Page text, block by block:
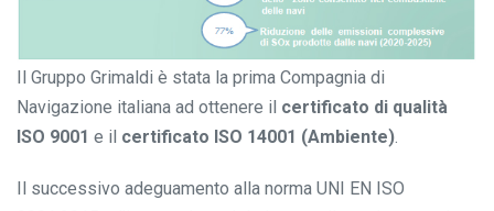
Il Gruppo Grimaldi è stata la prima Compagnia di
Navigazione italiana ad ottenere il certificato di qualità
ISO 9001 e il certificato ISO 14001 (Ambiente).
Il successivo adeguamento alla norma UNI EN ISO